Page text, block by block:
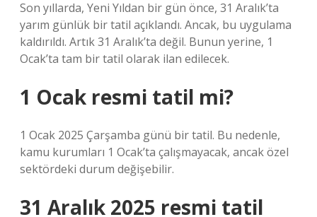
Son yıllarda, Yeni Yıldan bir gün önce, 31 Aralık’ta
yarım günlük bir tatil açıklandı. Ancak, bu uygulama
kaldırıldı. Artık 31 Aralık’ta değil. Bunun yerine, 1
Ocak’ta tam bir tatil olarak ilan edilecek.
1 Ocak resmi tatil mi?
1 Ocak 2025 Çarşamba günü bir tatil. Bu nedenle,
kamu kurumları 1 Ocak’ta çalışmayacak, ancak özel
sektördeki durum değişebilir.
31 Aralık 2025 resmi tatil